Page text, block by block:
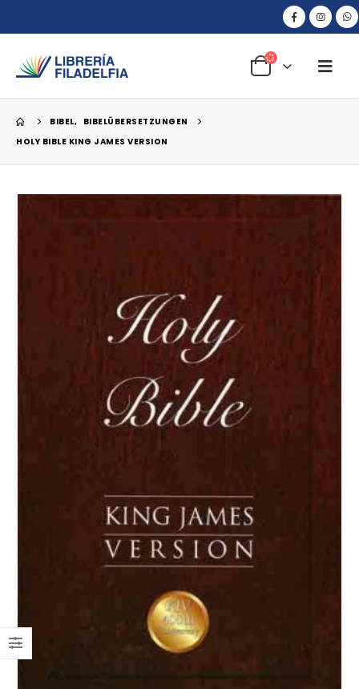
BIBEL, BIBELÜBERSETZUNGEN
HOLY BIBLE KING JAMES VERSION